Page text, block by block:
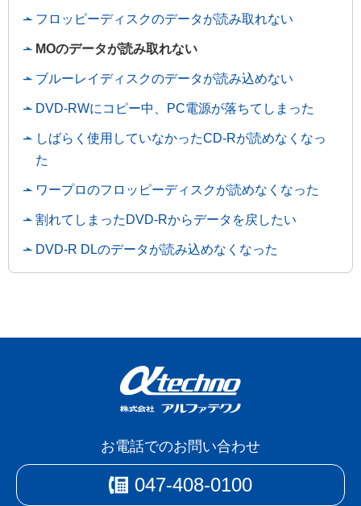
フロッピーディスクのデータが読み取れない
MOのデータが読み取れない
ブルーレイディスクのデータが読み込めない
DVD-RWにコピー中、PC電源が落ちてしまった
しばらく使用していなかったCD-Rが読めなくなっ
た
ワープロのフロッピーディスクが読めなくなった
割れてしまったDVD-Rからデータを戻したい
DVD-R DLのデータが読み込めなくなった
お電話でのお問い合わせ
047-408-0100